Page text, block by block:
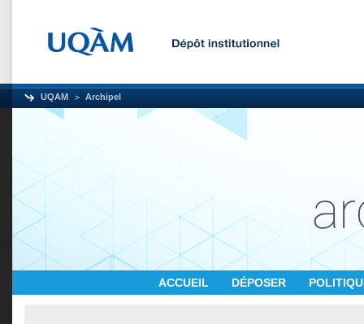
UQAM Archipel
ACCUEIL DÉPOSER